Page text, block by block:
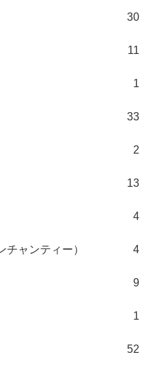
30
11
1
33
2
13
4
ャンティー） 4
9
1
52